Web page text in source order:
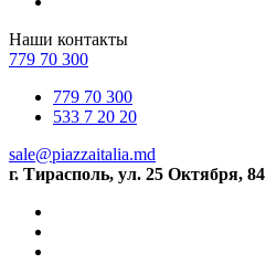
Наши контакты
779 70 300
779 70 300
533 7 20 20
sale@piazzaitalia.md
г. Тирасполь, ул. 25 Октября, 84